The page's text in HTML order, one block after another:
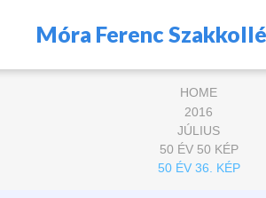
Móra Ferenc
HOME
2016
JÚLIUS
50 ÉV 50 KÉP
50 ÉV 36. KÉP